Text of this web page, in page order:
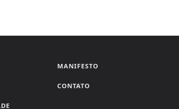
MANIFESTO
CONTATO